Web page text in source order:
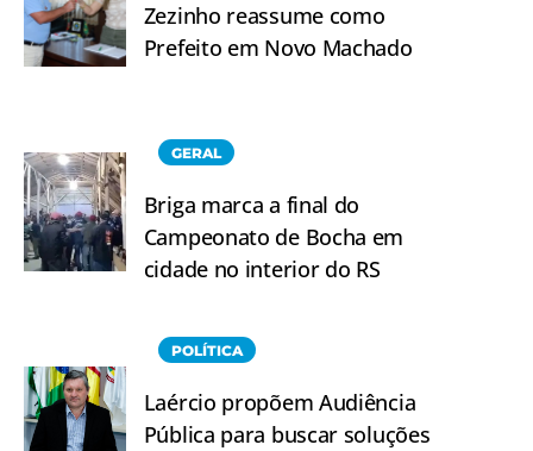
Zezinho reassume como
Prefeito em Novo Machado
GERAL
Briga marca a final do
Campeonato de Bocha em
cidade no interior do RS
POLÍTICA
Laércio propõem Audiência
Pública para buscar soluções